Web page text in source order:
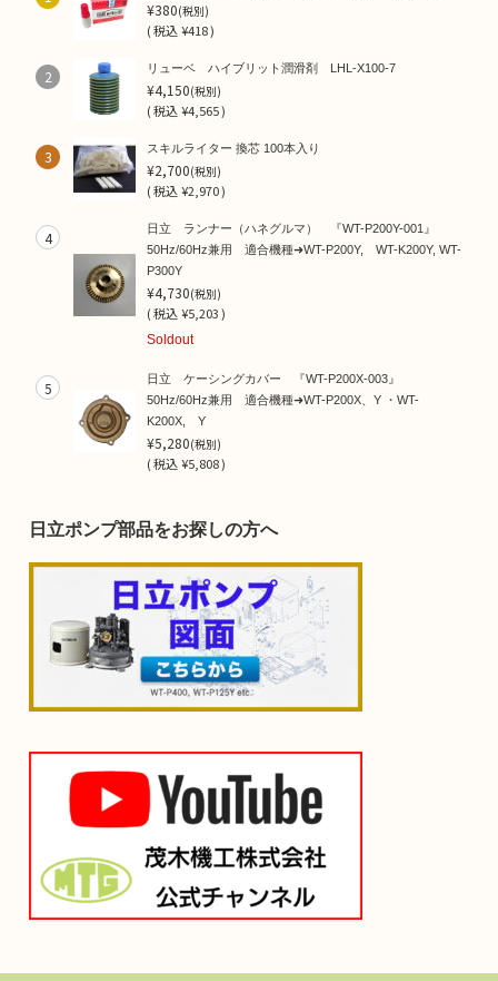
¥380(税別)
(税込¥418 )
2 リューベ ハイブリット潤滑剤 LHL-X100-7
¥4,150(税別)
(税込¥4,565 )
3 スキルライター 換芯 100本入り
¥2,700(税別)
(税込¥2,970 )
4
日立 ランナー（ハネグルマ） 『WT-P200Y-001』
50Hz/60Hz兼用 適合機種➜WT-P200Y, WT-K200Y, WT-
P300Y
¥4,730(税別)
(税込¥5,203 )
Soldout
5
日立 ケーシングカバー 『WT-P200X-003』
50Hz/60Hz兼用 適合機種➜WT-P200X、Y ・WT-
K200X, Y
¥5,280(税別)
(税込¥5,808 )
日立ポンプ部品をお探しの方へ